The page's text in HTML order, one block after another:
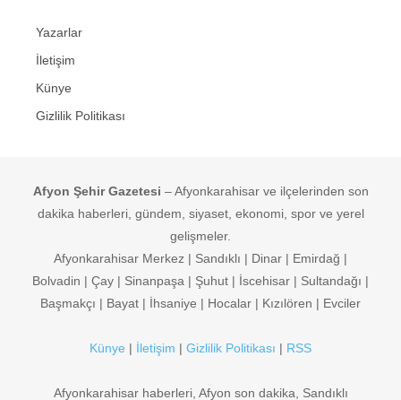
Yazarlar
İletişim
Künye
Gizlilik Politikası
Afyon Şehir Gazetesi – Afyonkarahisar ve ilçelerinden son
dakika haberleri, gündem, siyaset, ekonomi, spor ve yerel
gelişmeler.
Afyonkarahisar Merkez | Sandıklı | Dinar | Emirdağ |
Bolvadin | Çay | Sinanpaşa | Şuhut | İscehisar | Sultandağı |
Başmakçı | Bayat | İhsaniye | Hocalar | Kızılören | Evciler
Künye | İletişim | Gizlilik Politikası | RSS
Afyonkarahisar haberleri, Afyon son dakika, Sandıklı